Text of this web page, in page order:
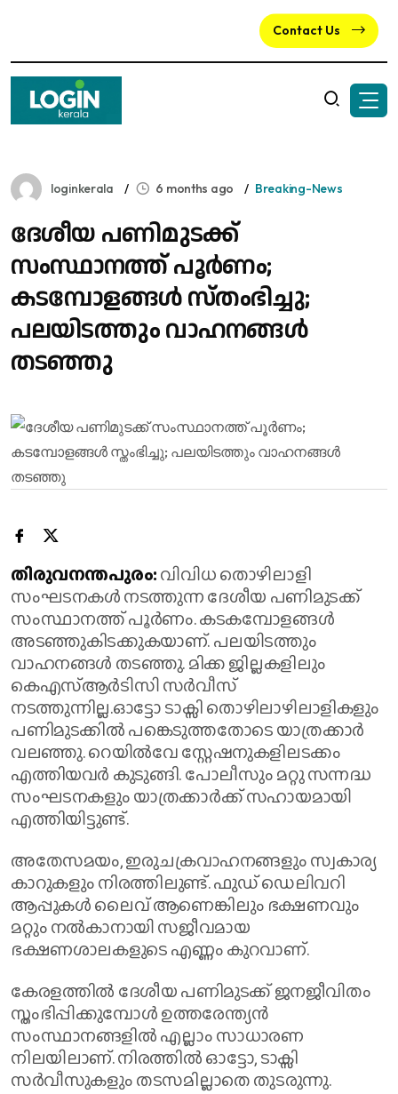
Contact Us
loginkerala 6 months ago Breaking-News
ദേശീയ പണിമുടക്ക്
സംസ്ഥാനത്ത് പൂർണം;
കടമ്പോളങ്ങൾ സ്തംഭിച്ചു;
പലയിടത്തും വാഹനങ്ങൾ
തടഞ്ഞു
തിരുവനന്തപുരം:വിവിധ തൊഴിലാളി
സംഘടനകൾ നടത്തുന്ന ദേശീയ പണിമുടക്ക്
സംസ്ഥാനത്ത് പൂർണം. കടകമ്പോളങ്ങൾ
അടഞ്ഞുകിടക്കുകയാണ്. പലയിടത്തും
വാഹനങ്ങൾ തടഞ്ഞു. മിക്ക ജില്ലകളിലും
കെഎസ്ആർടിസി സർവീസ്
നടത്തുന്നില്ല.ഓട്ടോ ടാക്സി തൊഴിലാഴിലാളികളും
പണിമുടക്കിൽ പങ്കെടുത്തതോടെ യാത്രക്കാർ
വലഞ്ഞു. റെയിൽവേ സ്റ്റേഷനുകളിലടക്കം
എത്തിയവർ കുടുങ്ങി. പോലീസും മറ്റു സന്നദ്ധ
സംഘടനകളും യാത്രക്കാർക്ക് സഹായമായി
എത്തിയിട്ടുണ്ട്.
അതേസമയം, ഇരുചക്രവാഹനങ്ങളും സ്വകാര്യ
കാറുകളും നിരത്തിലുണ്ട്. ഫുഡ് ഡെലിവറി
ആപ്പുകൾ ലൈവ് ആണെങ്കിലും ഭക്ഷണവും
മറ്റും നൽകാനായി സജീവമായ
ഭക്ഷണശാലകളുടെ എണ്ണം കുറവാണ്.
കേരളത്തിൽ ദേശീയ പണിമുടക്ക് ജനജീവിതം
സ്തംഭിപ്പിക്കുമ്പോൾ ഉത്തരേന്ത്യൻ
സംസ്ഥാനങ്ങളിൽ എല്ലാം സാധാരണ
നിലയിലാണ്. നിരത്തിൽ ഓട്ടോ, ടാക്സി
സർവീസുകളും തടസമില്ലാതെ തുടരുന്നു.